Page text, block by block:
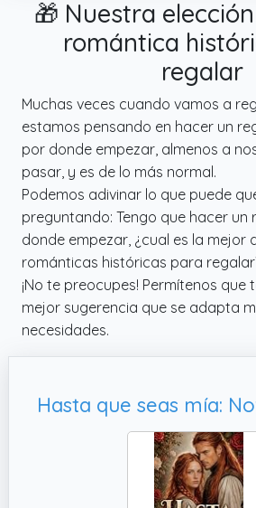
🎁 Nuestra
romántica
regalar
Muchas veces cuando vamos a
estamos pensando en hacer un
por donde empezar, almenos a
pasar, y es de lo más normal.
Podemos adivinar lo que puede
preguntando: Tengo que hacer un
donde empezar, ¿cual es la mejor
románticas históricas para
¡No te preocupes! Permítenos que
mejor sugerencia que se adapta
necesidades.